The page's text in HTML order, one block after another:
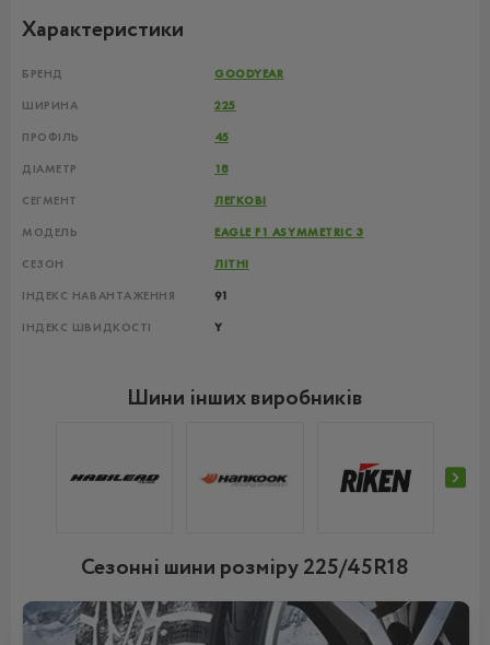
Характеристики
БРЕНД GOODYEAR
ШИРИНА 225
ПРОФІЛЬ 45
ДІАМЕТР 18
СЕГМЕНТ ЛЕГКОВІ
МОДЕЛЬ EAGLE F1 ASYMMETRIC 3
СЕЗОН ЛІТНІ
ІНДЕКС НАВАНТАЖЕННЯ 91
ІНДЕКС ШВИДКОСТІ Y
Шини інших виробників
Сезонні шини розміру 225/45R18